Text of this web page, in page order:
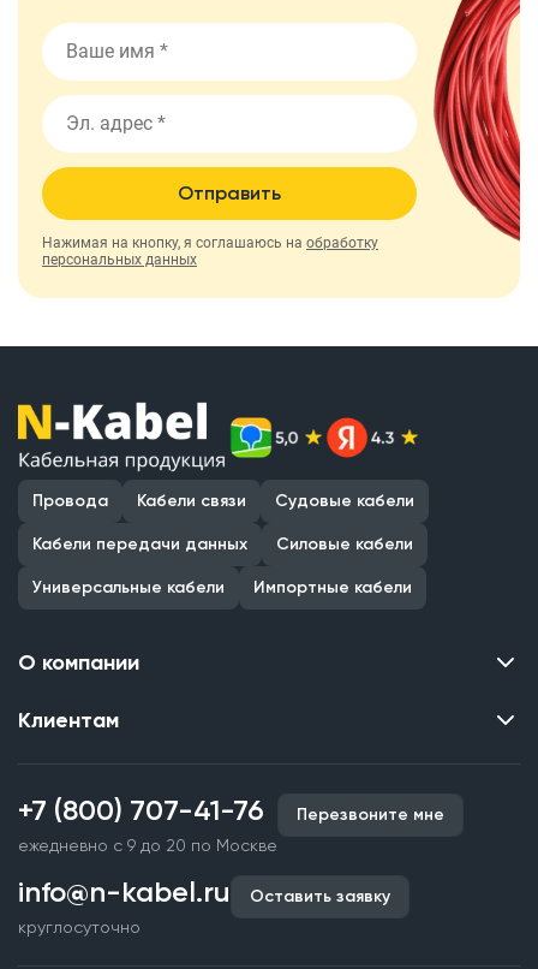
Отправить
Нажимая на кнопку, я соглашаюсь на обработку
персональных данных
Провода Кабели связи Судовые кабели
Кабели передачи данных Силовые кабели
Универсальные кабели Импортные кабели
О компании
Контакты
Наши объекты
Партнерство
Документы и реквизиты
Клиентам
Производство кабельной продукции
Срочное изготовление
Оплата и доставка
Гарантия качества
+7 (800) 707-41-76
ежедневно с 9 до 20 по Москве
Перезвоните мне
info@n-kabel.ru
круглосуточно
Оставить заявку